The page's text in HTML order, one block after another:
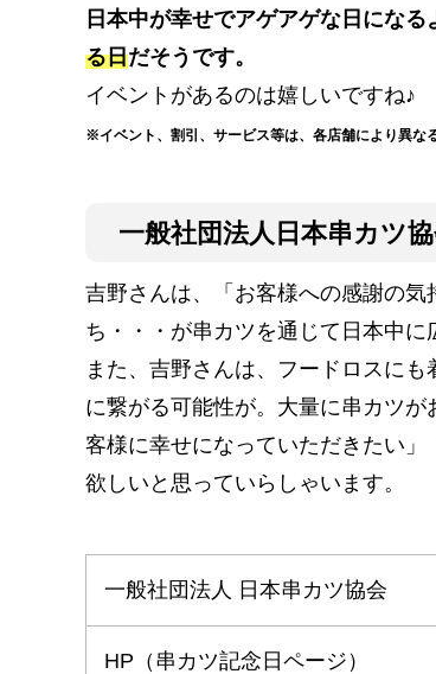
日本中が幸せでアゲアゲな日にな
る日だそうです。
イベントがあるのは嬉しいですね♪
※イベント、割引、サービス等は、各店舗により異な
一般社団法人日本串カツ
吉野さんは、「お客様への感謝の
ち・・・が串カツを通じて日本中
また、吉野さんは、フードロスに
に繋がる可能性が。大量に串カツ
客様に幸せになっていただきたい
欲しいと思っていらしゃいます。
一般社団法人 日本串カツ協会
HP（串カツ記念日ページ）